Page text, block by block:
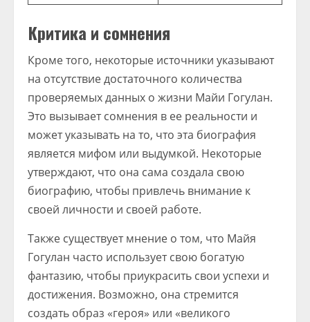
Критика и сомнения
Кроме того, некоторые источники указывают
на отсутствие достаточного количества
проверяемых данных о жизни Майи Гогулан.
Это вызывает сомнения в ее реальности и
может указывать на то, что эта биография
является мифом или выдумкой. Некоторые
утверждают, что она сама создала свою
биографию, чтобы привлечь внимание к
своей личности и своей работе.
Также существует мнение о том, что Майя
Гогулан часто использует свою богатую
фантазию, чтобы приукрасить свои успехи и
достижения. Возможно, она стремится
создать образ «героя» или «великого